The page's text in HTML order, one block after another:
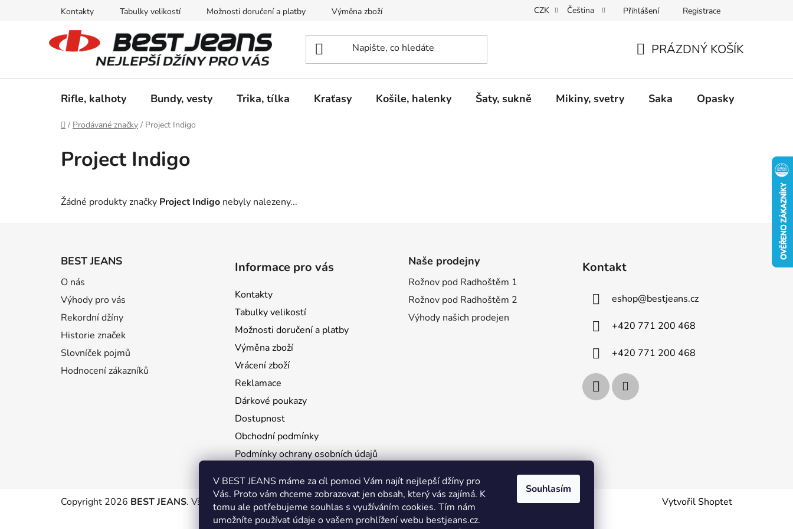
V BEST JEANS máme za cíl pomoci Vám najít nejlepší džíny pro
Vás. Proto vám chceme zobrazovat jen obsah, který vás zajímá. K
tomu ale potřebujeme souhlas s využíváním cookies. Tím nám
umožníte používat údaje o vašem prohlížení webu bestjeans.cz.
Souhlasím
Kontakty Tabulky velikostí Možnosti doručení a platby Výměna zboží Dárkové poukazy Dostupnost Obchodní podmínky
CZK Čeština Přihlášení Registrace
KOŠÍK
PRÁZDNÝ KOŠÍK
Rifle, kalhoty Bundy, vesty Trika, tílka Kraťasy Košile, halenky Šaty, sukně Mikiny, svetry Saka Opasky
Domů
/ Prodávané značky / Project Indigo
Project Indigo
Žádné produkty značky Project Indigo nebyly nalezeny...
BEST JEANS
O nás
Výhody pro vás
Rekordní džíny
Historie značek
Slovníček pojmů
Hodnocení zákazníků
Informace pro vás
Kontakty
Tabulky velikostí
Možnosti doručení a platby
Výměna zboží
Vrácení zboží
Reklamace
Dárkové poukazy
Dostupnost
Obchodní podmínky
Podmínky ochrany osobních údajů
Naše prodejny
Rožnov pod Radhoštěm 1
Rožnov pod Radhoštěm 2
Výhody našich prodejen
Kontakt
eshop@bestjeans.cz
+420 771 200 468
+420 771 200 468
Vytvořil Shoptet
Copyright 2026 BEST JEANS. Všechna práva vyhrazena. Upravit nastavení cookies